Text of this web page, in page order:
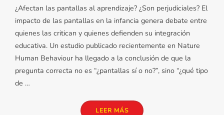
¿Afectan las pantallas al aprendizaje? ¿Son perjudiciales? El
impacto de las pantallas en la infancia genera debate entre
quienes las critican y quienes defienden su integración
educativa. Un estudio publicado recientemente en Nature
Human Behaviour ha llegado a la conclusión de que la
pregunta correcta no es “¿pantallas sí o no?”, sino “¿qué tipo
de …
LEER MÁS«PANTALLAS: LA EVIDENCIA